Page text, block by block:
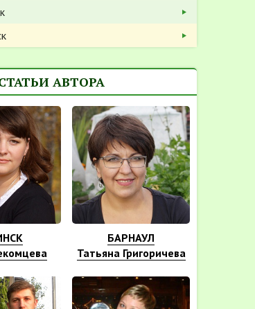
АВТОРА
БАРНАУЛ
Татьяна Григоричева